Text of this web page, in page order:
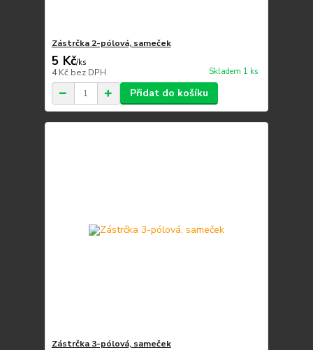
Zástrčka 2-pólová, sameček
5 Kč/ks
4 Kč bez DPH Skladem 1 ks
Přidat do košíku
Zástrčka 3-pólová, sameček